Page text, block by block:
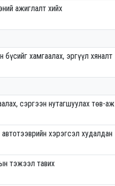
ажиглалт хийх
хамгаалах, эргүүл хяналт
сэргээн нутагшуулах төв-аж
хэрэгсэл худалдан
тэжээл тавих